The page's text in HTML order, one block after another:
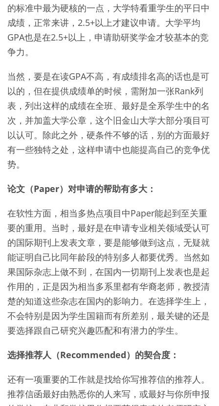
的标准中最为硬核的一点，大学特看重学生的平日中
成绩，正常来讲，2.5+以上才建议申请。大学平均
GPA也是在2.5+以上，申请助研奖学金才较基本的竞
争力。
当然，要是在读GPA不高，有成绩排名高的话也是可
以的，但在提供成绩单的时候，需附加一张Rank列
表，列出这样的成绩在全班、最好是全系学生中的名
次，并加盖大学公章，这个旧金山大学大部分项目可
以认可。除此之外，硬条件不够的话，别的方面最好
有一些独特之处，这样申请中也能提高自己的竞争优
势。
论文（Paper）对申请的帮助有多大：
在软性方面，相当多热点项目中Paper能起到至关重
要的重用。当时，最好是在申请专业相关领域受认可
的国际期刊上发表文章，要是能够做到这点，无疑就
能证明自己比同年龄段的特别多人都要优秀。当然如
果国际杂志上做不到，在国内一切期刊上发表也是起
作用的，正是因为相当多系里都有华裔老师，教授清
楚的知道这些杂志在国内的影响力。在选择学生上，
不会特别是因为学生国籍而有所差别，最关键的还是
要选择跟自己研究兴趣匹配和有潜力的学生。
选择推荐人（Recommended）的契合度：
还有一项重要的工作就是找给你写推荐信的推荐人。
推荐信函最好由熟悉你的人来写，或最好与你所申报